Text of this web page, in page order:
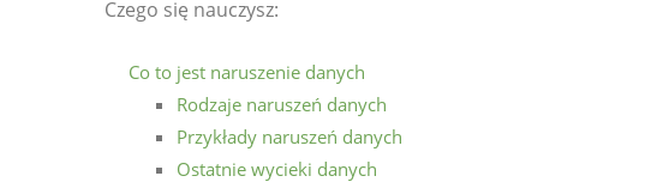
Czego się nauczysz:
Co to jest naruszenie danych
Rodzaje naruszeń danych
Przykłady naruszeń danych
Ostatnie wycieki danych